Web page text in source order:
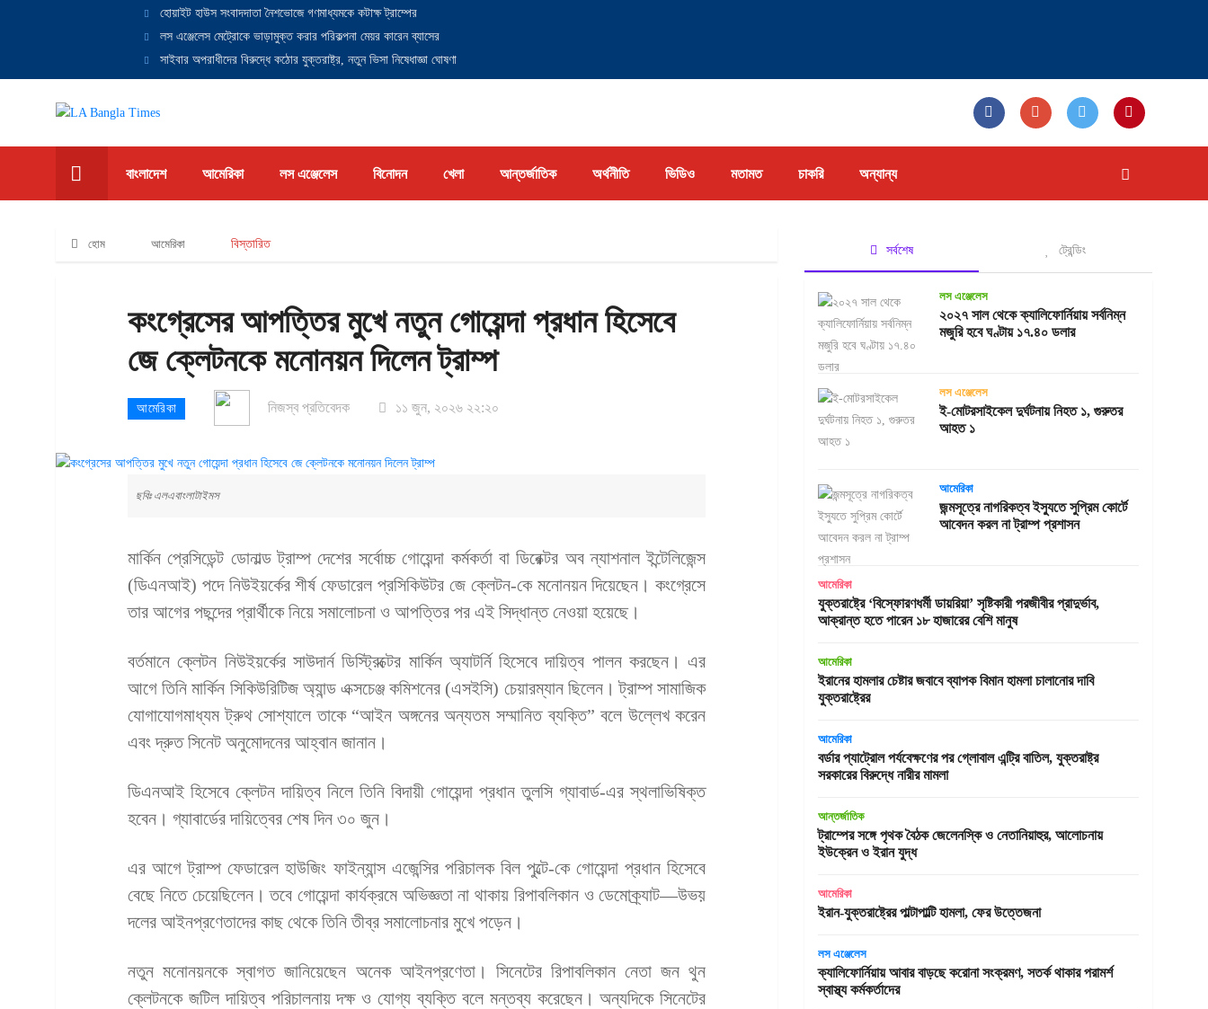
হোয়াইট হাউস সংবাদদাতা নৈশভোজে গণমাধ্যমকে কটাক্ষ ট্রাম্পের
লস এঞ্জেলেস মেট্রোকে ভাড়ামুক্ত করার পরিকল্পনা মেয়র কারেন ব্যাসের
সাইবার অপরাধীদের বিরুদ্ধে কঠোর যুক্তরাষ্ট্র, নতুন ভিসা নিষেধাজ্ঞা ঘোষণা
বাংলাদেশ আমেরিকা লস এঞ্জেলেস বিনোদন খেলা আন্তর্জাতিক অর্থনীতি ভিডিও মতামত চাকরি অন্যান্য
হোম আমেরিকা বিস্তারিত
কংগ্রেসের আপত্তির মুখে নতুন গোয়েন্দা প্রধান হিসেবে
জে ক্লেটনকে মনোনয়ন দিলেন ট্রাম্প
আমেরিকা নিজস্ব প্রতিবেদক ১১ জুন, ২০২৬ ২২:২০
ছবিঃ এলএবাংলাটাইমস
মার্কিন প্রেসিডেন্ট ডোনাল্ড ট্রাম্প দেশের সর্বোচ্চ গোয়েন্দা কর্মকর্তা বা ডিরেক্টর অব ন্যাশনাল ইন্টেলিজেন্স
(ডিএনআই) পদে নিউইয়র্কের শীর্ষ ফেডারেল প্রসিকিউটর জে ক্লেটন-কে মনোনয়ন দিয়েছেন। কংগ্রেসে
তার আগের পছন্দের প্রার্থীকে নিয়ে সমালোচনা ও আপত্তির পর এই সিদ্ধান্ত নেওয়া হয়েছে।
বর্তমানে ক্লেটন নিউইয়র্কের সাউদার্ন ডিস্ট্রিক্টের মার্কিন অ্যাটর্নি হিসেবে দায়িত্ব পালন করছেন। এর
আগে তিনি মার্কিন সিকিউরিটিজ অ্যান্ড এক্সচেঞ্জ কমিশনের (এসইসি) চেয়ারম্যান ছিলেন। ট্রাম্প সামাজিক
যোগাযোগমাধ্যম ট্রুথ সোশ্যালে তাকে “আইন অঙ্গনের অন্যতম সম্মানিত ব্যক্তি” বলে উল্লেখ করেন
এবং দ্রুত সিনেট অনুমোদনের আহ্বান জানান।
ডিএনআই হিসেবে ক্লেটন দায়িত্ব নিলে তিনি বিদায়ী গোয়েন্দা প্রধান তুলসি গ্যাবার্ড-এর স্থলাভিষিক্ত
হবেন। গ্যাবার্ডের দায়িত্বের শেষ দিন ৩০ জুন।
এর আগে ট্রাম্প ফেডারেল হাউজিং ফাইন্যান্স এজেন্সির পরিচালক বিল পুল্টে-কে গোয়েন্দা প্রধান হিসেবে
বেছে নিতে চেয়েছিলেন। তবে গোয়েন্দা কার্যক্রমে অভিজ্ঞতা না থাকায় রিপাবলিকান ও ডেমোক্র্যাট—উভয়
দলের আইনপ্রণেতাদের কাছ থেকে তিনি তীব্র সমালোচনার মুখে পড়েন।
নতুন মনোনয়নকে স্বাগত জানিয়েছেন অনেক আইনপ্রণেতা। সিনেটের রিপাবলিকান নেতা জন থুন
ক্লেটনকে জটিল দায়িত্ব পরিচালনায় দক্ষ ও যোগ্য ব্যক্তি বলে মন্তব্য করেছেন। অন্যদিকে সিনেটের
সর্বশেষ ট্রেন্ডিং
লস এঞ্জেলেস
২০২৭ সাল থেকে ক্যালিফোর্নিয়ায় সর্বনিম্ন
মজুরি হবে ঘণ্টায় ১৭.৪০ ডলার
লস এঞ্জেলেস
ই-মোটরসাইকেল দুর্ঘটনায় নিহত ১, গুরুতর
আহত ১
আমেরিকা
জন্মসূত্রে নাগরিকত্ব ইস্যুতে সুপ্রিম কোর্টে
আবেদন করল না ট্রাম্প প্রশাসন
আমেরিকা
যুক্তরাষ্ট্রে ‘বিস্ফোরণধর্মী ডায়রিয়া’ সৃষ্টিকারী পরজীবীর প্রাদুর্ভাব,
আক্রান্ত হতে পারেন ১৮ হাজারের বেশি মানুষ
আমেরিকা
ইরানের হামলার চেষ্টার জবাবে ব্যাপক বিমান হামলা চালানোর দাবি
যুক্তরাষ্ট্রের
আমেরিকা
বর্ডার প্যাট্রোল পর্যবেক্ষণের পর গ্লোবাল এন্ট্রি বাতিল, যুক্তরাষ্ট্র
সরকারের বিরুদ্ধে নারীর মামলা
আন্তর্জাতিক
ট্রাম্পের সঙ্গে পৃথক বৈঠক জেলেনস্কি ও নেতানিয়াহুর, আলোচনায়
ইউক্রেন ও ইরান যুদ্ধ
আমেরিকা
ইরান-যুক্তরাষ্ট্রের পাল্টাপাল্টি হামলা, ফের উত্তেজনা
লস এঞ্জেলেস
ক্যালিফোর্নিয়ায় আবার বাড়ছে করোনা সংক্রমণ, সতর্ক থাকার পরামর্শ
স্বাস্থ্য কর্মকর্তাদের